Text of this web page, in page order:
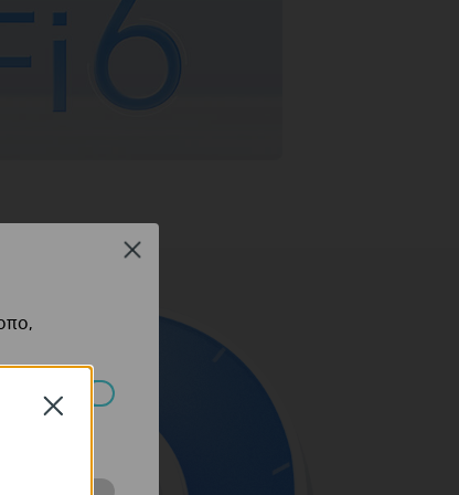
Close
να
Close